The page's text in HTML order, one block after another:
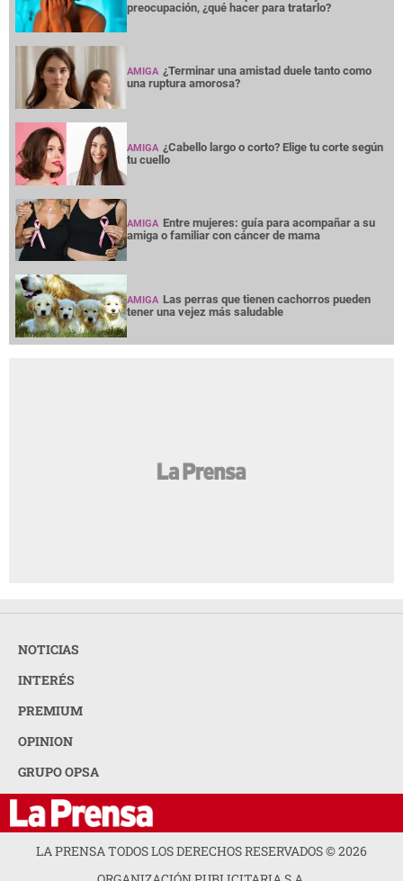
preocupación, ¿qué hacer para tratarlo?
AMIGA ¿Terminar una amistad duele tanto como
una ruptura amorosa?
AMIGA ¿Cabello largo o corto? Elige tu corte según
tu cuello
AMIGA Entre mujeres: guía para acompañar a su
amiga o familiar con cáncer de mama
AMIGA Las perras que tienen cachorros pueden
tener una vejez más saludable
NOTICIAS
INTERÉS
PREMIUM
OPINION
GRUPO OPSA
LA PRENSA TODOS LOS DERECHOS RESERVADOS ©2026